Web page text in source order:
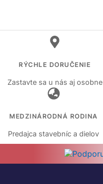
RÝCHLE DORUČENIE
Zastavte sa u nás aj osobne
MEDZINÁRODNÁ RODINA
Predajca stavebníc a dielov